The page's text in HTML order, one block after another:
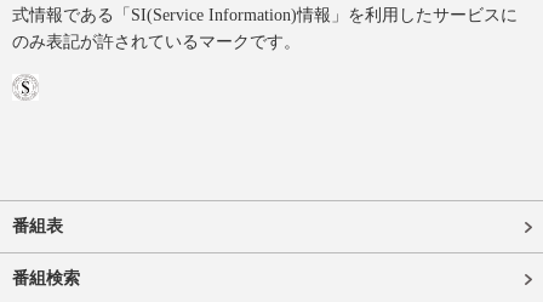
式情報である「SI(Service Information)情報」を利用したサービスに
のみ表記が許されているマークです。
番組表
番組検索